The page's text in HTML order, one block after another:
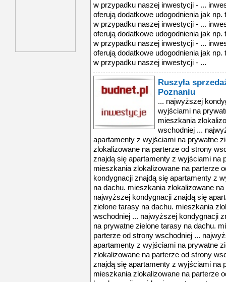
w przypadku naszej inwestycji - ...
oferują dodatkowe udogodnienia jak
w przypadku naszej inwestycji - ...
oferują dodatkowe udogodnienia jak
w przypadku naszej inwestycji - ...
oferują dodatkowe udogodnienia jak
w przypadku naszej inwestycji - ...
Ruszyła
Poznaniu
... najwyższej
wyjściami na
mieszkania
wschodniej ...
apartamenty z wyjściami na prywatne
zlokalizowane na parterze od strony
znajdą się apartamenty z wyjściami na
mieszkania zlokalizowane na parterze
kondygnacji znajdą się apartamenty z
na dachu. mieszkania zlokalizowane
najwyższej kondygnacji znajdą się
zielone tarasy na dachu. mieszkania
wschodniej ... najwyższej kondygnacji
na prywatne zielone tarasy na dachu.
parterze od strony wschodniej ...
apartamenty z wyjściami na prywatne
zlokalizowane na parterze od strony
znajdą się apartamenty z wyjściami na
mieszkania zlokalizowane na parterze